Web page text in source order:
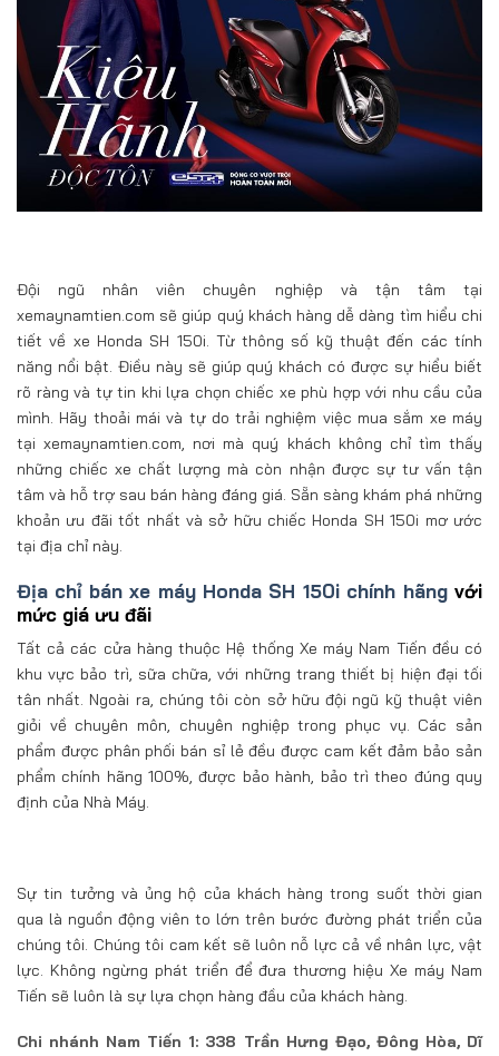
Đội ngũ nhân viên chuyên nghiệp và tận tâm tại
xemaynamtien.com sẽ giúp quý khách hàng dễ dàng tìm hiểu chi
tiết về xe Honda SH 150i. Từ thông số kỹ thuật đến các tính
năng nổi bật. Điều này sẽ giúp quý khách có được sự hiểu biết
rõ ràng và tự tin khi lựa chọn chiếc xe phù hợp với nhu cầu của
mình. Hãy thoải mái và tự do trải nghiệm việc mua sắm xe máy
tại xemaynamtien.com, nơi mà quý khách không chỉ tìm thấy
những chiếc xe chất lượng mà còn nhận được sự tư vấn tận
tâm và hỗ trợ sau bán hàng đáng giá. Sẵn sàng khám phá những
khoản ưu đãi tốt nhất và sở hữu chiếc Honda SH 150i mơ ước
tại địa chỉ này.
Địa chỉ bán xe máy Honda SH 150i chính hãngvới
mức giá ưu đãi
Tất cả các cửa hàng thuộc Hệ thống Xe máy Nam Tiến đều có
khu vực bảo trì, sữa chữa, với những trang thiết bị hiện đại tối
tân nhất. Ngoài ra, chúng tôi còn sở hữu đội ngũ kỹ thuật viên
giỏi về chuyên môn, chuyên nghiệp trong phục vụ. Các sản
phẩm được phân phối bán sỉ lẻ đều được cam kết đảm bảo sản
phẩm chính hãng 100%, được bảo hành, bảo trì theo đúng quy
định của Nhà Máy.
Sự tin tưởng và ủng hộ của khách hàng trong suốt thời gian
qua là nguồn động viên to lớn trên bước đường phát triển của
chúng tôi. Chúng tôi cam kết sẽ luôn nỗ lực cả về nhân lực, vật
lực. Không ngừng phát triển để đưa thương hiệu Xe máy Nam
Tiến sẽ luôn là sự lựa chọn hàng đầu của khách hàng.
Chi nhánh Nam Tiến 1: 338 Trần Hưng Đạo, Đông Hòa, Dĩ